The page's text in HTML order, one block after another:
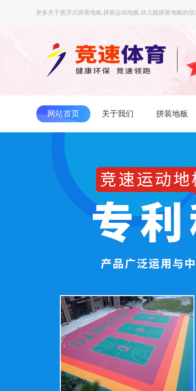
更多关于悬浮式拼装地板,拼装运动地板,幼儿园拼装地板的
网站首页 关于我们 拼装地板